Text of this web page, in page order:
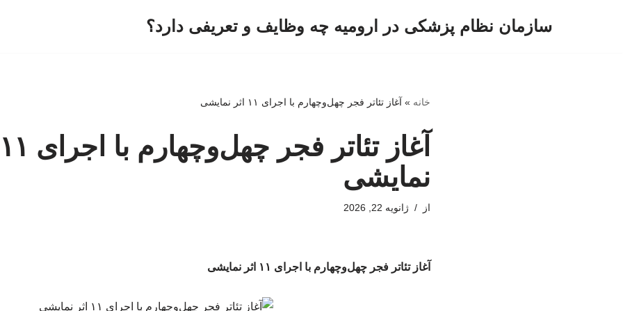
سازمان نظام پزشکی در ارومیه چه وظایف و تعریفی دارد؟
خانه » آغاز تئاتر فجر چهل‌وچهارم با اجرای ۱۱ اثر نمایشی
نمایشی
از ژانویه 22, 2026
آغاز تئاتر فجر چهل‌وچهارم با اجرای ۱۱ اثر نمایشی